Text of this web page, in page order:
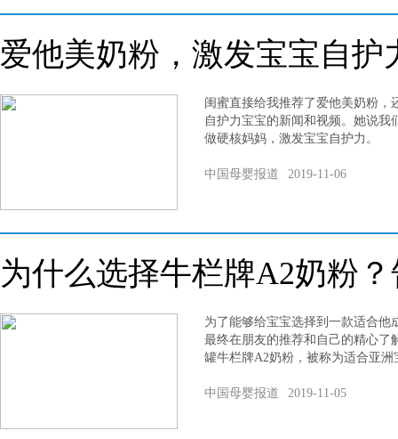
爱他美奶粉，激发宝宝自护
闺蜜直接给我推荐了爱他美奶粉，
自护力宝宝的新闻和视频。她说
做硬核妈妈，激发宝宝自护力。
中国母婴报道 2019-11-06
为什么选择牛栏牌A2奶粉
为了能够给宝宝选择到一款适合他
最终在朋友的推荐和自己的精心了
罐牛栏牌A2奶粉，被称为适合亚
中国母婴报道 2019-11-05